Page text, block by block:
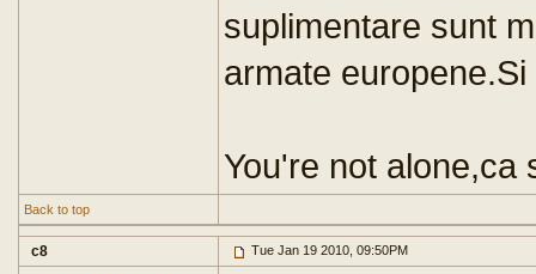
suplimentare sunt
armate
You're not
Back to top
c8 Tue Jan 19 2010, 09:50PM